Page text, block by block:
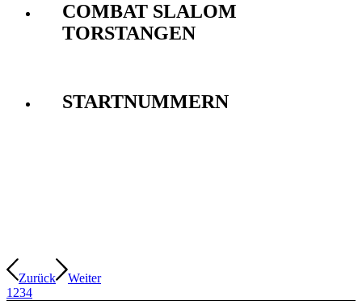
COMBAT SLALOM
TORSTANGEN
STARTNUMMERN
Zurück
Weiter
1 234